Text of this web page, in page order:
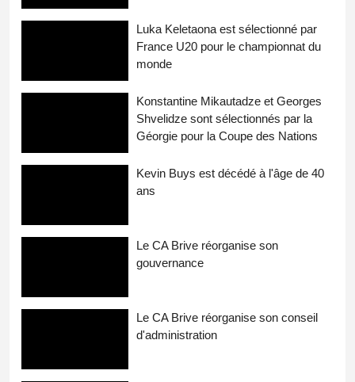
Luka Keletaona est sélectionné par
France U20 pour le championnat du
monde
Konstantine Mikautadze et Georges
Shvelidze sont sélectionnés par la
Géorgie pour la Coupe des Nations
Kevin Buys est décédé à l'âge de 40
ans
Le CA Brive réorganise son
gouvernance
Le CA Brive réorganise son conseil
d'administration